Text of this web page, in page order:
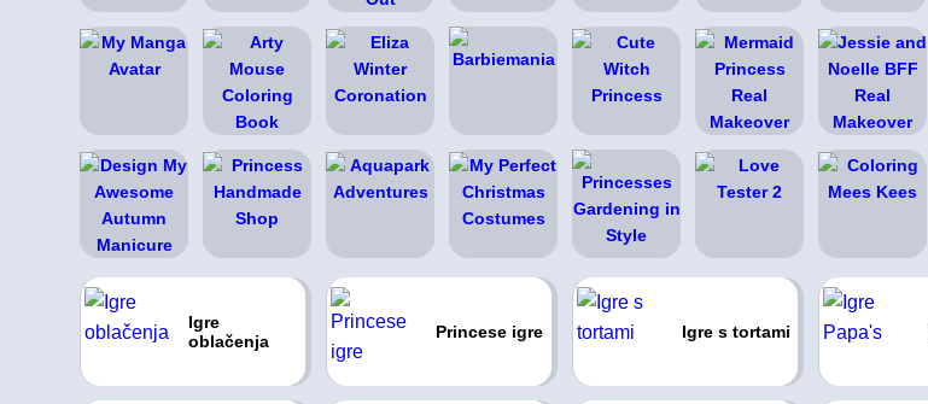
Igre
oblačenja
Princese igre Igre s tortami